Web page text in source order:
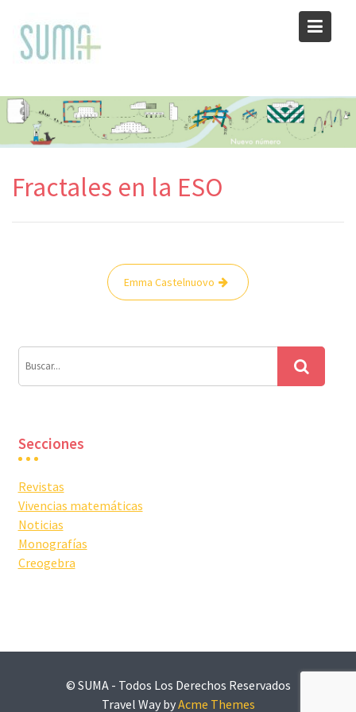
content
Fractales en la ESO
Navegación
Emma Castelnuovo
Secciones
Revistas
Vivencias matemáticas
Noticias
Monografías
Creogebra
© SUMA - Todos Los Derechos Reservados
Travel Way byAcme Themes